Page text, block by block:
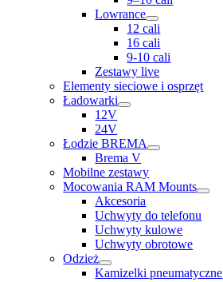
Lowrance
12 cali
16 cali
9-10 cali
Zestawy live
Elementy sieciowe i osprzęt
Ładowarki
12V
24V
Łodzie BREMA
Brema V
Mobilne zestawy
Mocowania RAM Mounts
Akcesoria
Uchwyty do telefonu
Uchwyty kulowe
Uchwyty obrotowe
Odzież
Kamizelki pneumatyczne